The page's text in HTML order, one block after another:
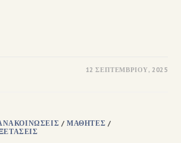
12 ΣΕΠΤΕΜΒΡΊΟΥ, 2025
/ΜΑΘΗΤΈΣ /